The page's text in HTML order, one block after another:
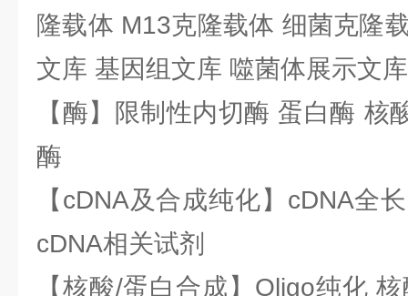
隆载体 M13克隆载体 细菌克隆
文库 基因组文库 噬菌体展示文库
【酶】限制性内切酶 蛋白酶 核
酶
【cDNA及合成纯化】cDNA全
cDNA相关试剂
【核酸/蛋白合成】Oligo纯化